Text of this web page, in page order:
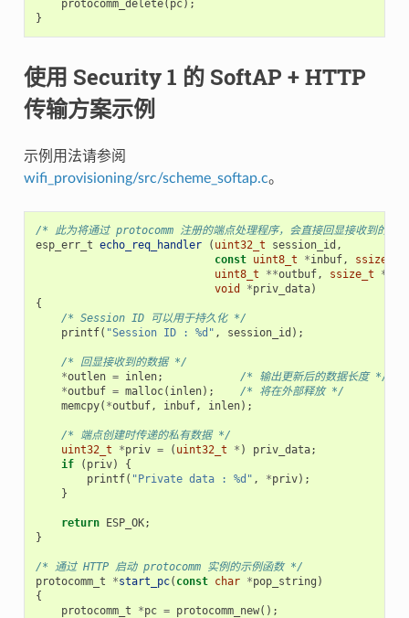
protocomm_delete( pc);
}
使用 Security 1 的 SoftAP + HTTP
传输方案示例
示例用法请参阅
wifi_provisioning/src/scheme_softap.c。
/* 此为将通过 protocomm 注册的端点处理程序，会直接回显接收到的数
esp_err_t echo_req_handler ( uint32_t session_id ,
const uint8_t *inbuf, ssize_t
uint8_t
**outbuf, ssize_t *
void
*priv_data)
{
/* Session ID 可以用于持久化 */
printf( "Session ID : %d" , session_id );
/* 回显接收到的数据 */
*outlen = inlen;
/* 输出更新后的数据长度 */
*outbuf = malloc( inlen);
/* 将在外部释放 */
memcpy( *outbuf, inbuf, inlen);
/* 端点创建时传递的私有数据 */
uint32_t
*priv = ( uint32_t * ) priv_data;
if
( priv)
{
printf( "Private data : %d" , *priv);
}
return ESP_OK;
}
/* 通过 HTTP 启动 protocomm 实例的示例函数 */
protocomm_t
*start_pc( const char *pop_string )
{
protocomm_t
*pc = protocomm_new();